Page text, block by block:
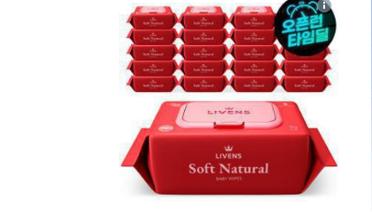
상
세